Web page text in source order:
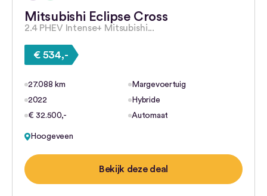
Mitsubishi Eclipse Cross
2.4 PHEV Intense+ Mitsubishi...
€ 534,-
27.088 km
Margevoertuig
2022
Hybride
€ 32.500,-
Automaat
Hoogeveen
Bekijk deze deal